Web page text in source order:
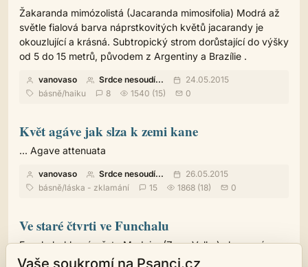
Žakaranda mimózolistá (Jacaranda mimosifolia) Modrá až
světle fialová barva náprstkovitých květů jacarandy je
okouzlující a krásná. Subtropický strom dorůstající do výšky
od 5 do 15 metrů, původem z Argentiny a Brazílie .
vanovaso Srdce nesoudí...
24.05.2015
básně/haiku 8 1540 (15) 0
Květ agáve jak slza k zemi kane
... Agave attenuata
vanovaso Srdce nesoudí...
26.05.2015
básně/láska - zklamání 15 1868 (18) 0
Ve staré čtvrti ve Funchalu
Funchal - hlavní město Madeiry (Zona Velha) obrazový
doprovod v galerii
Vaše soukromí na Psanci.cz